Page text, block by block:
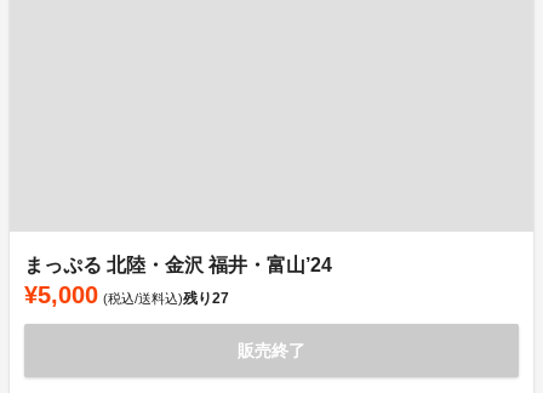
まっぷる 北陸・金沢 福井・富山’24
¥5,000 (税込/送料込)残り27
販売終了